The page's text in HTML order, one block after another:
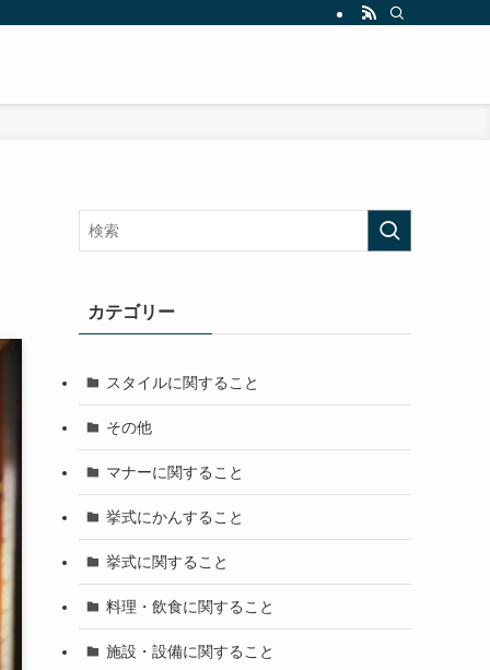
カテゴリー
スタイルに関すること
その他
マナーに関すること
挙式にかんすること
挙式に関すること
料理・飲食に関すること
施設・設備に関すること